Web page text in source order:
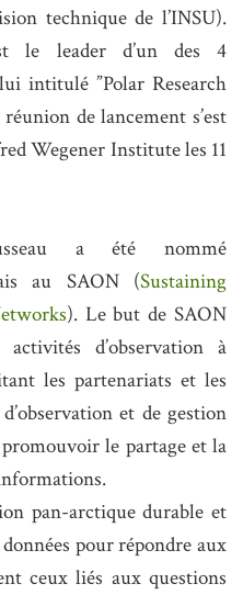
technique de l’INSU).
le leader d’un des 4
intitulé ”Polar Research
de lancement s’est
Wegener Institute les 11
a été nommé
au SAON (Sustaining
). Le but de SAON
d’observation à
les partenariats et les
et de gestion
le partage et la
pan-arctique durable et
pour répondre aux
ceux liés aux questions